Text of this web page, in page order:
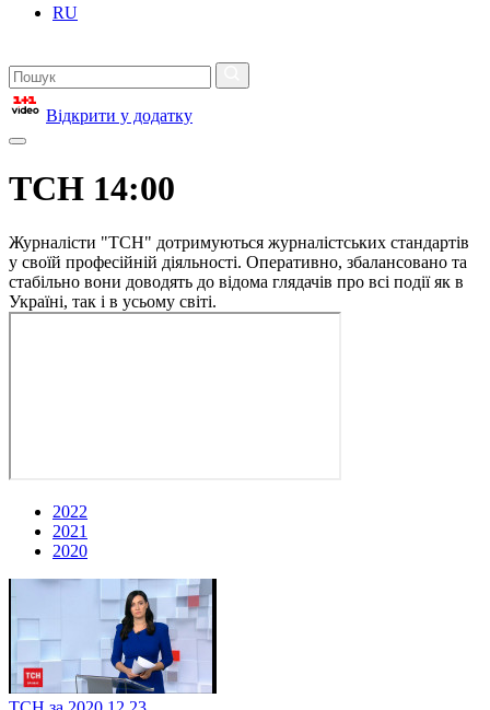
RU
Відкрити у додатку
ТСН 14:00
Журналісти "ТСН" дотримуються журналістських стандартів
у своїй професійній діяльності. Оперативно, збалансовано та
стабільно вони доводять до відома глядачів про всі події як в
Україні, так і в усьому світі.
2022
2021
2020